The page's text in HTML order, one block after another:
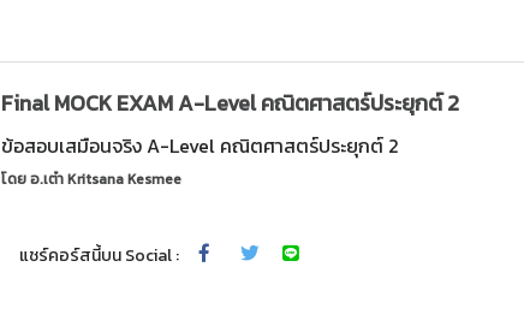
Final MOCK EXAM A-Level คณิตศาสตร์ประยุกต์ 2
ข้อสอบเสมือนจริง A-Level คณิตศาสตร์ประยุกต์ 2
โดยอ.เต๋า Kritsana Kesmee
แชร์คอร์สนี้บน Social :